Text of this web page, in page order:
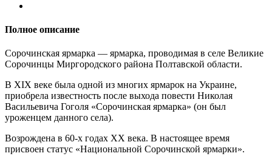
Полное описание
Сорочинская ярмарка — ярмарка, проводимая в селе Великие
Сорочинцы Миргородского района Полтавской области.
В XIX веке была одной из многих ярмарок на Украине,
приобрела известность после выхода повести Николая
Васильевича Гоголя «Сорочинская ярмарка» (он был
уроженцем данного села).
Возрождена в 60-х годах XX века. В настоящее время
присвоен статус «Национальной Сорочинской ярмарки».